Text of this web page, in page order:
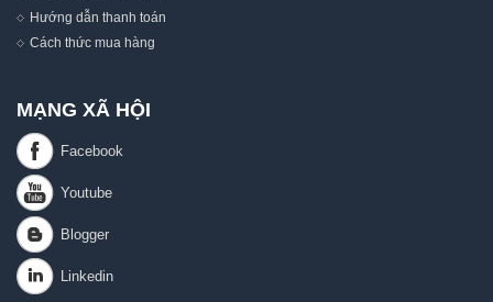
Hướng dẫn thanh toán
Cách thức mua hàng
MẠNG XÃ HỘI